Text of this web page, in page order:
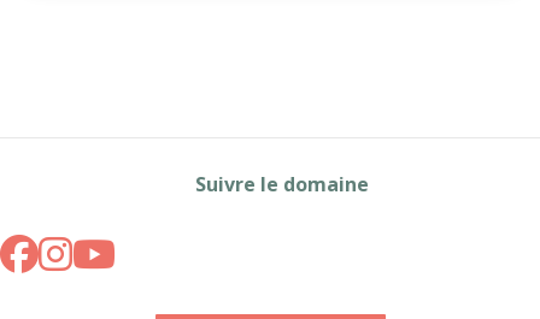
Suivre le domaine